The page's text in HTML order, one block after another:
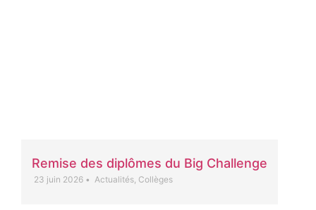
Remise des diplômes du Big Challenge
23 juin 2026 • Actualités Collèges